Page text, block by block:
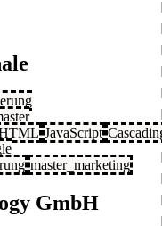
JavaScript
master_marketing
GmbH